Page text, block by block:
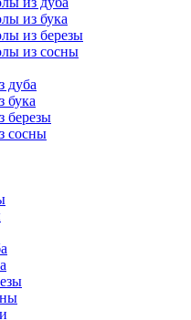
из бука
из березы
из сосны
дуба
бука
березы
сосны